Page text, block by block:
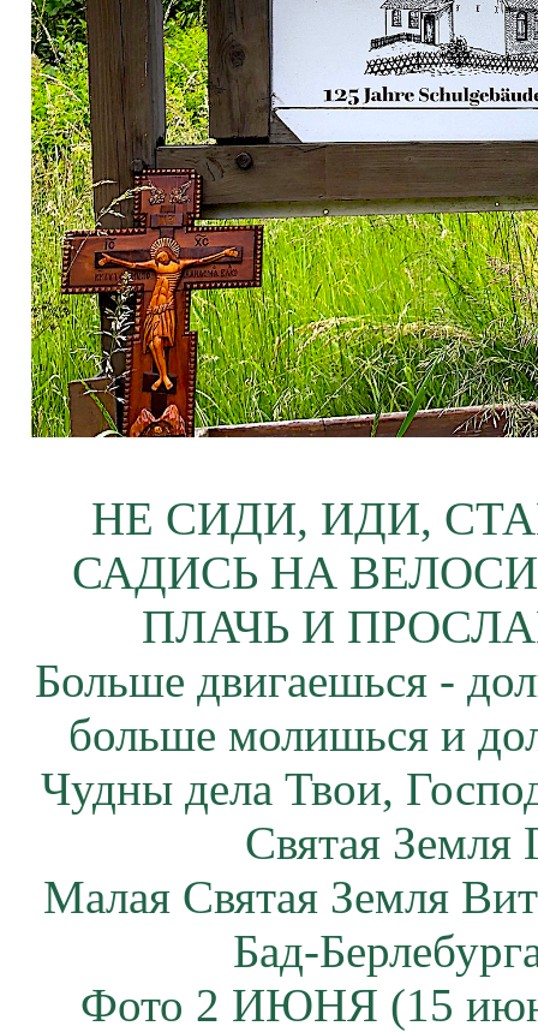
НЕ СИДИ, ИДИ,
САДИСЬ НА
ПЛАЧЬ И
Больше двигаешься -
больше молишься и
Чудны дела Твои,
Святая
Малая Святая Земля
Бад-
Фото 2 ИЮНЯ (15